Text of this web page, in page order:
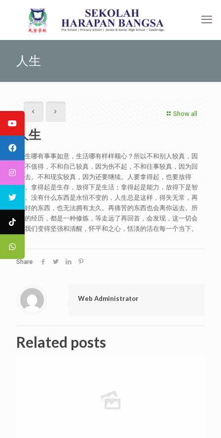
人生
Show all
人生
人生哪有事事如意，生活哪有样样顺心？所以不和别人较真，因
为不值得，不和自己较真，因为伤不起，不和往事较真，因为回
不去。不和现实较真，因为还要继续。人要拿得起，也要放得
下。拿得起是生存，放得下是生活；拿得起是能力，放得下是智
慧。没有什么东西是永恒不变的，人生总是这样，得失无常，再
美好的东西，也无法拥有太久。再痛苦的东西也会离你远去。所
有的经历，都是一种修炼，等走远了再回首，会发现，这一切会
让我们变得坚强和清醒，怀平和之心，恬淡的活在每一个当下。
Share
Web Administrator
Related posts